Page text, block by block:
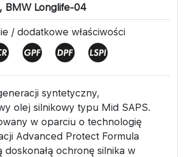
BMW Longlife-04
/ dodatkowe właściwości
syntetyczny,
olej silnikowy typu Mid SAPS.
w oparciu o technologię
Advanced Protect Formula
doskonałą ochronę silnika w